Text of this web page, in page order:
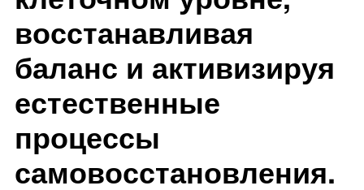
восстанавливая
баланс и активизируя
естественные
процессы
самовосстановления.